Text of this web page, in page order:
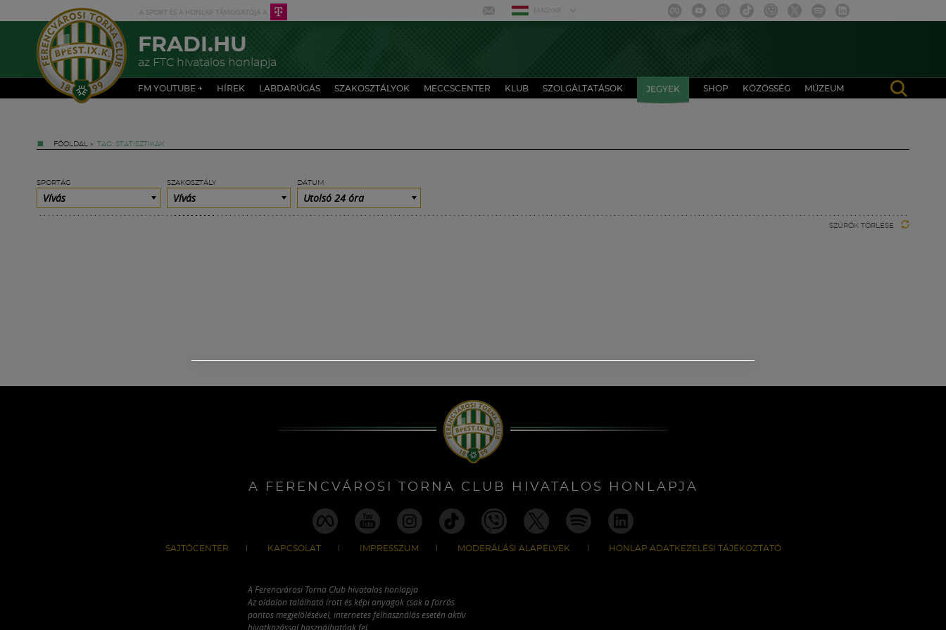
MAGYAR
FRADI.HU
az FTC hivatalos honlapja
FM YOUTUBE + HÍREK LABDARÚGÁS SZAKOSZTÁLYOK MECCSCENTER KLUB SZOLGÁLTATÁSOK JEGYEK SHOP KÖZÖSSÉG MÚZEUM
FŐOLDAL » TAG: STATISZTIKÁK
SPORTÁG
Vívás
SZAKOSZTÁLY
Vívás
DÁTUM
Utolsó 24 óra
SZŰRŐK TÖRLÉSE
A FERENCVÁROSI TORNA CLUB HIVATALOS HONLAPJA
SAJTÓCENTER KAPCSOLAT IMPRESSZUM MODERÁLÁSI ALAPELVEK HONLAP ADATKEZELÉSI TÁJÉKOZTATÓ
A Ferencvárosi Torna Club hivatalos honlapja
Az oldalon található írott és képi anyagok csak a forrás
pontos megjelölésével, internetes felhasználás esetén aktív
hivatkozással használhatóak fel.